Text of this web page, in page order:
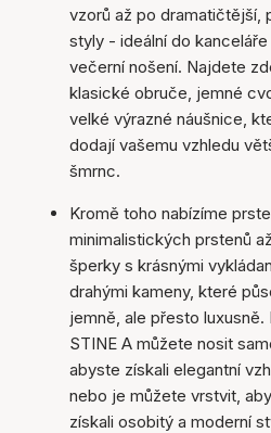
vzorů až po dramatičtější,
styly - ideální do kanceláře
večerní nošení. Najdete
klasické obruče, jemné
velké výrazné náušnice,
dodají vašemu vzhledu
šmrnc.
Kromě toho nabízíme
minimalistických prstenů
šperky s krásnými
drahými kameny, které
jemně, ale přesto luxusně.
STINE A můžete nosit
abyste získali elegantní
nebo je můžete vrstvit,
získali osobitý a moderní